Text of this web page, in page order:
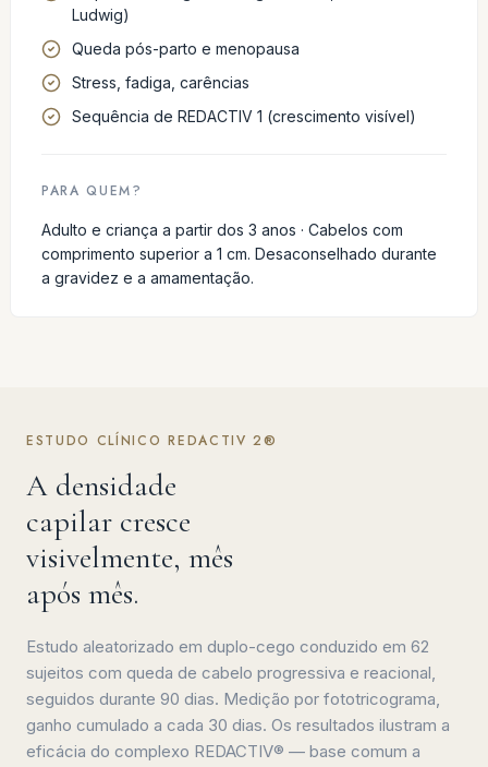
Ludwig)
Queda pós-parto e menopausa
Stress, fadiga, carências
Sequência de REDACTIV 1 (crescimento visível)
PARA QUEM?
Adulto e criança a partir dos 3 anos · Cabelos com
comprimento superior a 1 cm. Desaconselhado durante
a gravidez e a amamentação.
ESTUDO CLÍNICO REDACTIV 2®
A densidade
capilar cresce
visivelmente, mês
após mês.
Estudo aleatorizado em duplo-cego conduzido em 62
sujeitos com queda de cabelo progressiva e reacional,
seguidos durante 90 dias. Medição por fototricograma,
ganho cumulado a cada 30 dias. Os resultados ilustram a
eficácia do complexo REDACTIV® — base comum a